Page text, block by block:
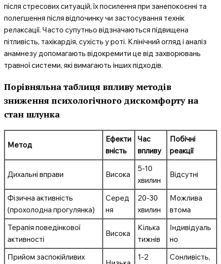
після стресових ситуацій, їх посилення при занепокоєнні та
полегшення після відпочинку чи застосування технік
релаксації. Часто супутньо відзначаються підвищена
пітливість, тахікардія, сухість у роті. Клінічний огляд і аналіз
анамнезу допомагають відокремити це від захворювань
травної системи, які вимагають інших підходів.
Порівняльна таблиця впливу методів
зниження психологічного дискомфорту на
стан шлунка
Метод
Ефекти
вність
Час
впливу
Побічні
реакції
Дихальні вправи Висока
5-10
хвилин
Відсутні
Фізична активність
(прохолодна прогулянка)
Серед
ня
20-30
хвилин
Можлива
втома
Терапія поведінкової
активності
Висока
Кілька
тижнів
Індивідуаль
но
Прийом заспокійливих
1-2 Сонливість,